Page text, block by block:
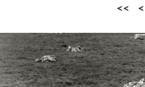
<< <